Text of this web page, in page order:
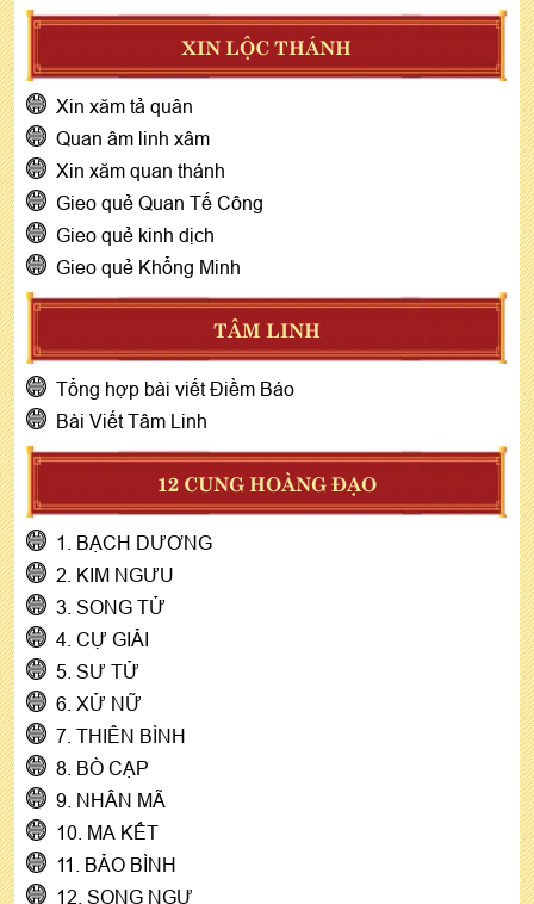
XIN LỘC THÁNH
Xin xăm tả quân
Quan âm linh xâm
Xin xăm quan thánh
Gieo quẻ Quan Tế Công
Gieo quẻ kinh dịch
Gieo quẻ Khổng Minh
TÂM LINH
Tổng hợp bài viết Điềm Báo
Bài Viết Tâm Linh
12 CUNG HOÀNG ĐẠO
1. BẠCH DƯƠNG
2. KIM NGƯU
3. SONG TỬ
4. CỰ GIẢI
5. SƯ TỬ
6. XỬ NỮ
7. THIÊN BÌNH
8. BÒ CẠP
9. NHÂN MÃ
10. MA KẾT
11. BẢO BÌNH
12. SONG NGƯ